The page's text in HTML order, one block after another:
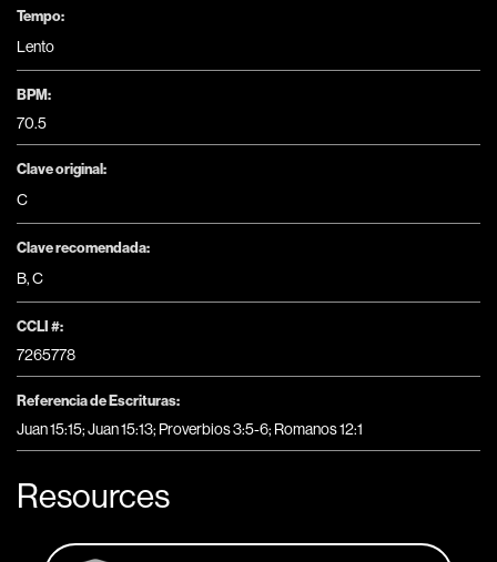
Tempo:
Lento
BPM:
70.5
Clave original:
C
Clave recomendada:
B,C
CCLI #:
7265778
Referencia de Escrituras:
Juan 15:15; Juan 15:13; Proverbios 3:5-6; Romanos 12:1
Resources